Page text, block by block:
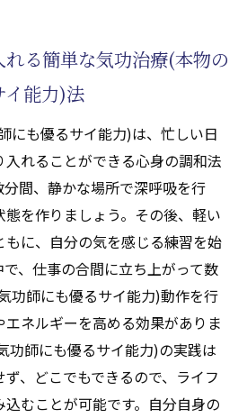
や療法でのクンダリニー活性
える効果
きる天啓気功治療や療法での
活性化法
天啓気功治療や療法で活性化
ニーの効果的な活用
功治療や療法でクンダリニー
ための注意点
や療法で活性化するクンダリ
療(本物の気功師にも優るサイ
わせの可能性
えるチャクラと気功治療(本物
れる簡単な気功治療(本物の
イ能力)法
にも優るサイ能力)は、忙しい日
れることができる心身の調和法
間、静かな場所で深呼吸を行
を作りましょう。その後、軽い
に、自分の気を感じる練習を始
、仕事の合間に立ち上がって数
功師にも優るサイ能力)動作を行
エネルギーを高める効果がありま
功師にも優るサイ能力)の実践は
、どこでもできるので、ライフ
むことが可能です。自分自身の